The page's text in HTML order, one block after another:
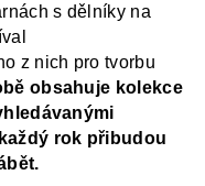
s dělníky na
z nich pro tvorbu
obsahuje kolekce
rok přibudou